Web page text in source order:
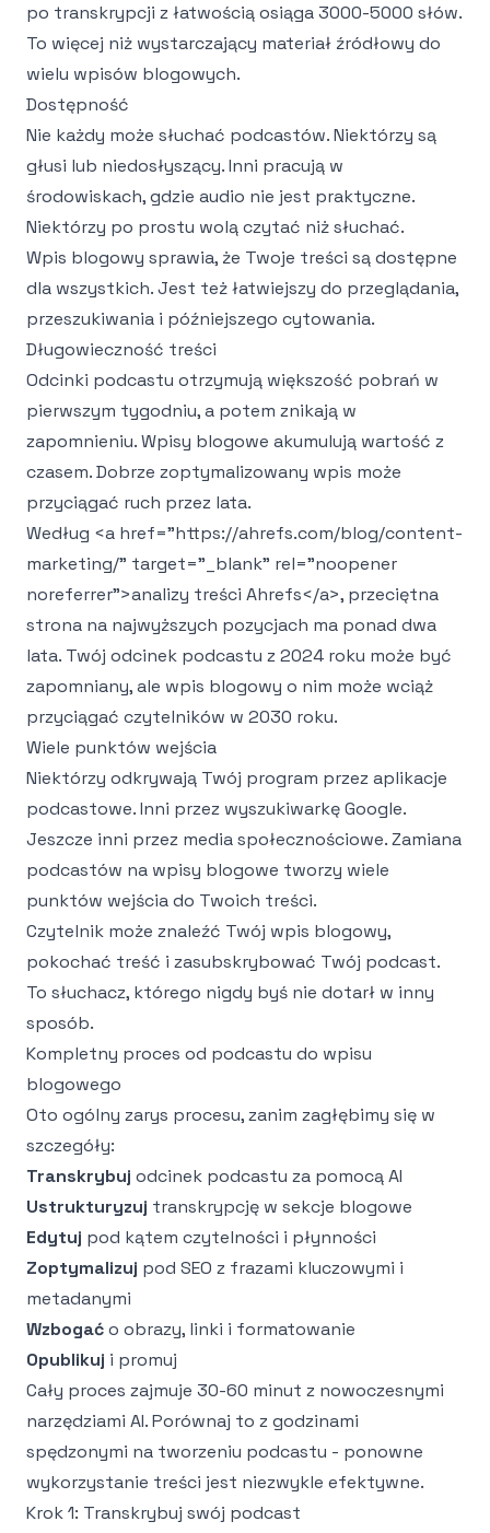
po transkrypcji z łatwością osiąga 3000-5000 słów.
To więcej niż wystarczający materiał źródłowy do
wielu wpisów blogowych.
Dostępność
Nie każdy może słuchać podcastów. Niektórzy są
głusi lub niedosłyszący. Inni pracują w
środowiskach, gdzie audio nie jest praktyczne.
Niektórzy po prostu wolą czytać niż słuchać.
Wpis blogowy sprawia, że Twoje treści są dostępne
dla wszystkich. Jest też łatwiejszy do przeglądania,
przeszukiwania i późniejszego cytowania.
Długowieczność treści
Odcinki podcastu otrzymują większość pobrań w
pierwszym tygodniu, a potem znikają w
zapomnieniu. Wpisy blogowe akumulują wartość z
czasem. Dobrze zoptymalizowany wpis może
przyciągać ruch przez lata.
Według <a href="https://ahrefs.com/blog/content-
marketing/" target="_blank" rel="noopener
noreferrer">analizy treści Ahrefs</a>, przeciętna
strona na najwyższych pozycjach ma ponad dwa
lata. Twój odcinek podcastu z 2024 roku może być
zapomniany, ale wpis blogowy o nim może wciąż
przyciągać czytelników w 2030 roku.
Wiele punktów wejścia
Niektórzy odkrywają Twój program przez aplikacje
podcastowe. Inni przez wyszukiwarkę Google.
Jeszcze inni przez media społecznościowe. Zamiana
podcastów na wpisy blogowe tworzy wiele
punktów wejścia do Twoich treści.
Czytelnik może znaleźć Twój wpis blogowy,
pokochać treść i zasubskrybować Twój podcast.
To słuchacz, którego nigdy byś nie dotarł w inny
sposób.
Kompletny proces od podcastu do wpisu
blogowego
Oto ogólny zarys procesu, zanim zagłębimy się w
szczegóły:
Transkrybuj odcinek podcastu za pomocą AI
Ustrukturyzuj transkrypcję w sekcje blogowe
Edytuj pod kątem czytelności i płynności
Zoptymalizuj pod SEO z frazami kluczowymi i
metadanymi
Wzbogaćo obrazy, linki i formatowanie
Opublikuj i promuj
Cały proces zajmuje 30-60 minut z nowoczesnymi
narzędziami AI. Porównaj to z godzinami
spędzonymi na tworzeniu podcastu - ponowne
wykorzystanie treści jest niezwykle efektywne.
Krok 1: Transkrybuj swój podcast